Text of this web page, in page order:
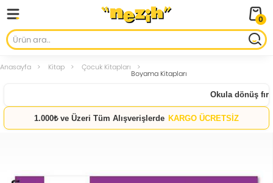
0
Anasayfa Kitap Çocuk Kitapları
Boyama Kitapları
Okula dönüş
1.000₺ ve Üzeri Tüm Alışverişlerde KARGO ÜCRETSİZ